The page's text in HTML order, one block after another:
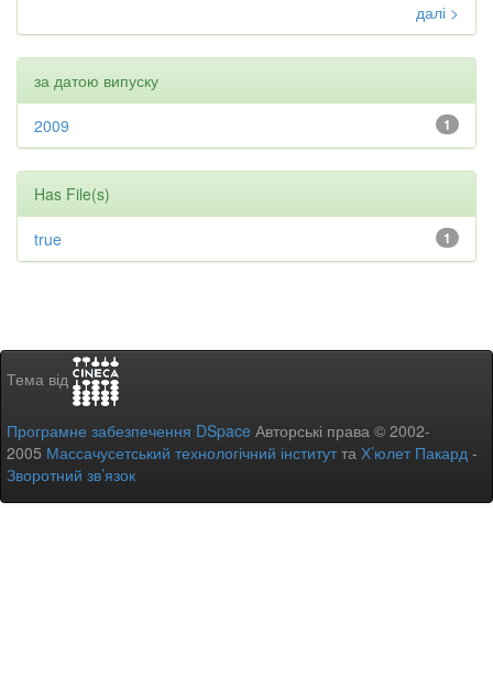
далі >
за датою випуску
1
2009
Has File(s)
1
true
Тема від
Програмне забезпечення DSpace Авторські права © 2002-
2005 Массачусетський технологічний інститутта Х’юлет Пакард -
Зворотний зв’язок